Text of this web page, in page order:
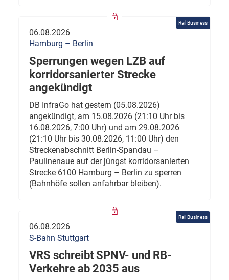
Rail Business
06.08.2026
Hamburg – Berlin
Sperrungen wegen LZB auf
korridorsanierter Strecke
angekündigt
DB InfraGo hat gestern (05.08.2026)
angekündigt, am 15.08.2026 (21:10 Uhr bis
16.08.2026, 7:00 Uhr) und am 29.08.2026
(21:10 Uhr bis 30.08.2026, 11:00 Uhr) den
Streckenabschnitt Berlin-Spandau –
Paulinenaue auf der jüngst korridorsanierten
Strecke 6100 Hamburg – Berlin zu sperren
(Bahnhöfe sollen anfahrbar bleiben).
Rail Business
06.08.2026
S-Bahn Stuttgart
VRS schreibt SPNV- und RB-
Verkehre ab 2035 aus